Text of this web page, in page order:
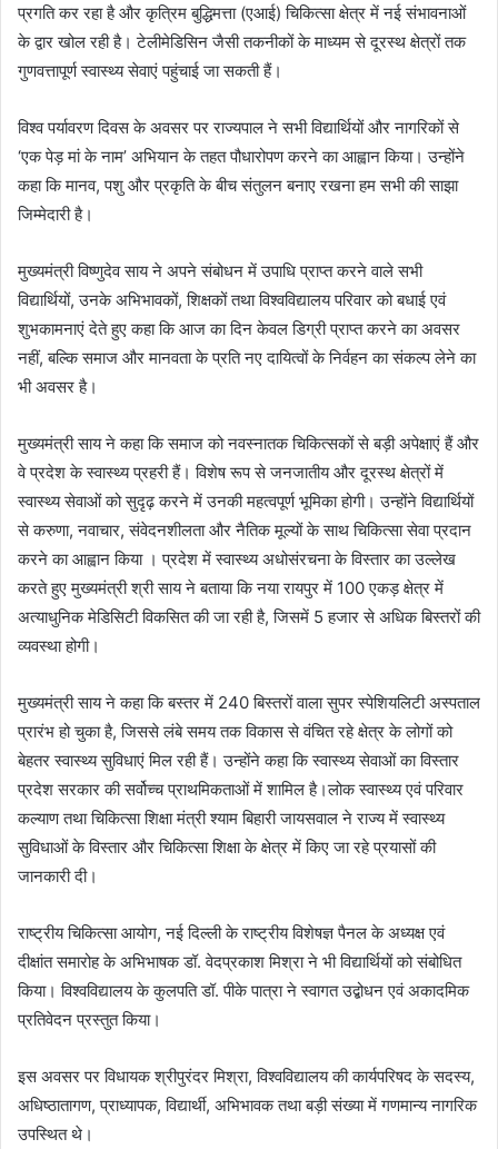
प्रगति कर रहा है और कृत्रिम बुद्धिमत्ता (एआई) चिकित्सा क्षेत्र में नई संभावनाओं
के द्वार खोल रही है। टेलीमेडिसिन जैसी तकनीकों के माध्यम से दूरस्थ क्षेत्रों तक
गुणवत्तापूर्ण स्वास्थ्य सेवाएं पहुंचाई जा सकती हैं।
विश्व पर्यावरण दिवस के अवसर पर राज्यपाल ने सभी विद्यार्थियों और नागरिकों से
‘एक पेड़ मां के नाम’ अभियान के तहत पौधारोपण करने का आह्वान किया। उन्होंने
कहा कि मानव, पशु और प्रकृति के बीच संतुलन बनाए रखना हम सभी की साझा
जिम्मेदारी है।
मुख्यमंत्री विष्णुदेव साय ने अपने संबोधन में उपाधि प्राप्त करने वाले सभी
विद्यार्थियों, उनके अभिभावकों, शिक्षकों तथा विश्वविद्यालय परिवार को बधाई एवं
शुभकामनाएं देते हुए कहा कि आज का दिन केवल डिग्री प्राप्त करने का अवसर
नहीं, बल्कि समाज और मानवता के प्रति नए दायित्वों के निर्वहन का संकल्प लेने का
भी अवसर है।
मुख्यमंत्री साय ने कहा कि समाज को नवस्नातक चिकित्सकों से बड़ी अपेक्षाएं हैं और
वे प्रदेश के स्वास्थ्य प्रहरी हैं। विशेष रूप से जनजातीय और दूरस्थ क्षेत्रों में
स्वास्थ्य सेवाओं को सुदृढ़ करने में उनकी महत्वपूर्ण भूमिका होगी। उन्होंने विद्यार्थियों
से करुणा, नवाचार, संवेदनशीलता और नैतिक मूल्यों के साथ चिकित्सा सेवा प्रदान
करने का आह्वान किया । प्रदेश में स्वास्थ्य अधोसंरचना के विस्तार का उल्लेख
करते हुए मुख्यमंत्री श्री साय ने बताया कि नया रायपुर में 100 एकड़ क्षेत्र में
अत्याधुनिक मेडिसिटी विकसित की जा रही है, जिसमें 5 हजार से अधिक बिस्तरों की
व्यवस्था होगी।
मुख्यमंत्री साय ने कहा कि बस्तर में 240 बिस्तरों वाला सुपर स्पेशियलिटी अस्पताल
प्रारंभ हो चुका है, जिससे लंबे समय तक विकास से वंचित रहे क्षेत्र के लोगों को
बेहतर स्वास्थ्य सुविधाएं मिल रही हैं। उन्होंने कहा कि स्वास्थ्य सेवाओं का विस्तार
प्रदेश सरकार की सर्वोच्च प्राथमिकताओं में शामिल है।लोक स्वास्थ्य एवं परिवार
कल्याण तथा चिकित्सा शिक्षा मंत्री श्याम बिहारी जायसवाल ने राज्य में स्वास्थ्य
सुविधाओं के विस्तार और चिकित्सा शिक्षा के क्षेत्र में किए जा रहे प्रयासों की
जानकारी दी।
राष्ट्रीय चिकित्सा आयोग, नई दिल्ली के राष्ट्रीय विशेषज्ञ पैनल के अध्यक्ष एवं
दीक्षांत समारोह के अभिभाषक डॉ. वेदप्रकाश मिश्रा ने भी विद्यार्थियों को संबोधित
किया। विश्वविद्यालय के कुलपति डॉ. पीके पात्रा ने स्वागत उद्बोधन एवं अकादमिक
प्रतिवेदन प्रस्तुत किया।
इस अवसर पर विधायक श्रीपुरंदर मिश्रा, विश्वविद्यालय की कार्यपरिषद के सदस्य,
अधिष्ठातागण, प्राध्यापक, विद्यार्थी, अभिभावक तथा बड़ी संख्या में गणमान्य नागरिक
उपस्थित थे।